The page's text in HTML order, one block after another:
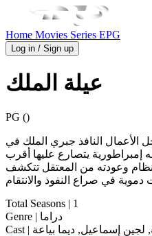
Home Movies Series EPG
Log in / Sign up
عيلة الملك
PG ()
يسقط رجل الأعمال النافذ جبري الملك في
إمبراطورية يتصارع عليها أقرب
وعودته من المعتقل تتكشف
دموية في صراع النفوذ والانتقام
Total Seasons | 1
Genre
| دراما
Cast
لجين إسماعيل, ديما بياعة